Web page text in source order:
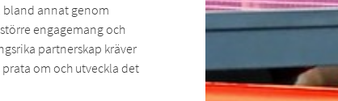
bland annat genom
engagemang och
partnerskap kräver
om och utveckla det